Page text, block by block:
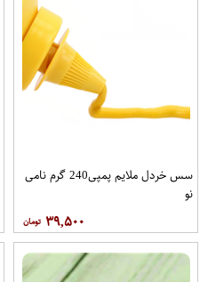
سس خردل ملایم پمپی240 گرم نامی
نو
۳۹,۵۰۰